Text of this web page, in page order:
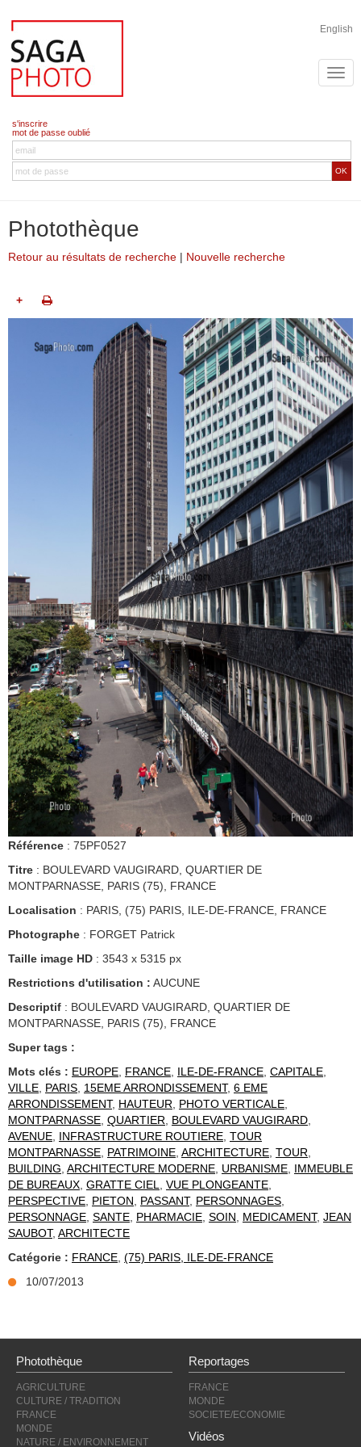
English
s'inscrire
mot de passe oublié
OK
Photothèque
Retour au résultats de recherche | Nouvelle recherche
+
Référence : 75PF0527
Titre : BOULEVARD VAUGIRARD, QUARTIER DE
MONTPARNASSE, PARIS (75), FRANCE
Localisation : PARIS, (75) PARIS, ILE-DE-FRANCE, FRANCE
Photographe : FORGET Patrick
Taille image HD : 3543 x 5315 px
Restrictions d'utilisation : AUCUNE
Descriptif : BOULEVARD VAUGIRARD, QUARTIER DE
MONTPARNASSE, PARIS (75), FRANCE
Super tags :
Mots clés : EUROPE, FRANCE, ILE-DE-FRANCE, CAPITALE,
VILLE, PARIS, 15EME ARRONDISSEMENT, 6 EME
ARRONDISSEMENT, HAUTEUR, PHOTO VERTICALE,
MONTPARNASSE, QUARTIER, BOULEVARD VAUGIRARD,
AVENUE, INFRASTRUCTURE ROUTIERE, TOUR
MONTPARNASSE, PATRIMOINE, ARCHITECTURE, TOUR,
BUILDING, ARCHITECTURE MODERNE, URBANISME, IMMEUBLE
DE BUREAUX, GRATTE CIEL, VUE PLONGEANTE,
PERSPECTIVE, PIETON, PASSANT, PERSONNAGES,
PERSONNAGE, SANTE, PHARMACIE, SOIN, MEDICAMENT, JEAN
SAUBOT, ARCHITECTE
Catégorie : FRANCE, (75) PARIS, ILE-DE-FRANCE
10/07/2013
Photothèque
AGRICULTURE
CULTURE / TRADITION
FRANCE
MONDE
NATURE / ENVIRONNEMENT
Reportages
FRANCE
MONDE
SOCIETE/ECONOMIE
Vidéos